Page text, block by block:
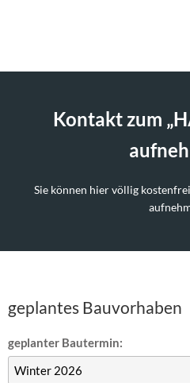
Kontakt zum
Sie können hier völlig
geplantes Bauvorhaben
geplanter Bautermin: